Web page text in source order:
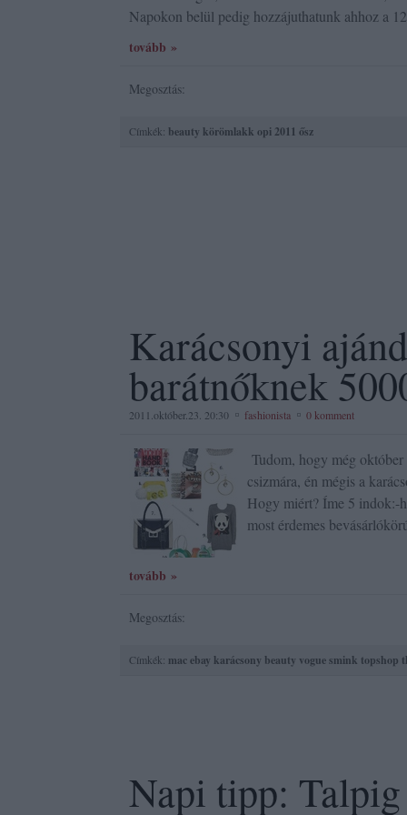
Napokon belül pedig hozzájuthatunk ahhoz a
tovább »
Megosztás:
Címkék: beauty körömlakk opi 2011 ősz
Karácsonyi
barátnőknek
2011.október.23. 20:30 fashionista 0 komment
Tudom, hogy még
csizmára, én mégis a
Hogy miért? Íme 5 indok:-
most érdemes
tovább »
Megosztás:
Címkék: macebay karácsony beauty voguesmink topshop
Napi tipp: